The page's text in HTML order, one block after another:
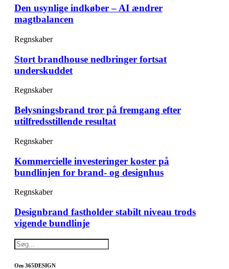
Den usynlige indkøber – AI ændrer
magtbalancen
Regnskaber
Stort brandhouse nedbringer fortsat
underskuddet
Regnskaber
Belysningsbrand tror på fremgang efter
utilfredsstillende resultat
Regnskaber
Kommercielle investeringer koster på
bundlinjen for brand- og designhus
Regnskaber
Designbrand fastholder stabilt niveau trods
vigende bundlinje
Om 365DESIGN